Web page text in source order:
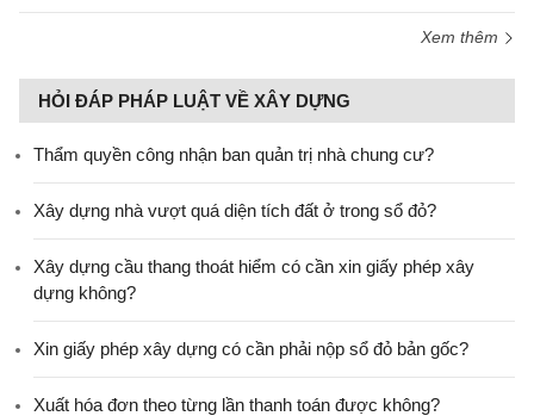
Xem thêm
HỎI ĐÁP PHÁP LUẬT VỀ XÂY DỰNG
Thẩm quyền công nhận ban quản trị nhà chung cư?
Xây dựng nhà vượt quá diện tích đất ở trong sổ đỏ?
Xây dựng cầu thang thoát hiểm có cần xin giấy phép xây
dựng không?
Xin giấy phép xây dựng có cần phải nộp sổ đỏ bản gốc?
Xuất hóa đơn theo từng lần thanh toán được không?